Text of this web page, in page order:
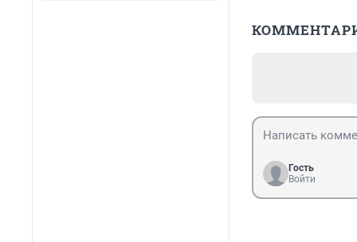
Гость
Войти